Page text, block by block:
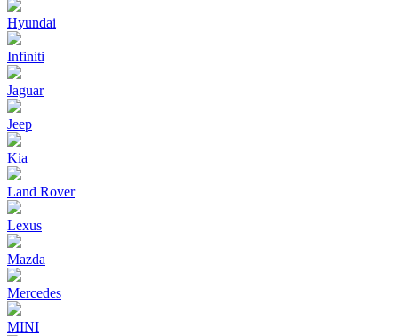
Hyundai
Infiniti
Jaguar
Jeep
Kia
Land Rover
Lexus
Mazda
Mercedes
MINI